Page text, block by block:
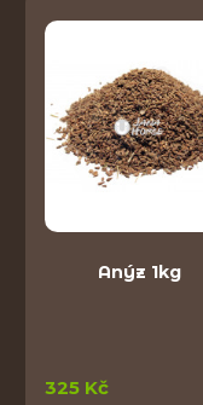
Anýz 1kg
325 Kč